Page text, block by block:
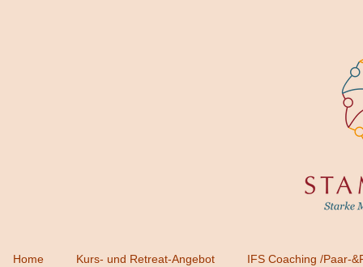
Home Kurs- und Retreat-Angebot IFS Coaching /Paar-